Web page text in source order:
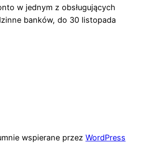
w jednym z obsługujących
banków, do 30 listopada
wspierane przez WordPress